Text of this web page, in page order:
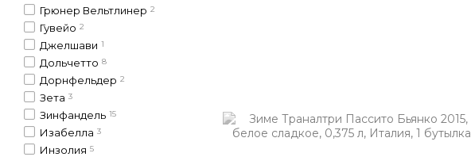
Грюнер Вельтлинер 2
Гувейо 2
Джелшави 1
Дольчетто 8
Дорнфельдер 2
Зета 3
Зинфандель 15
Изабелла 3
Инзолия 5